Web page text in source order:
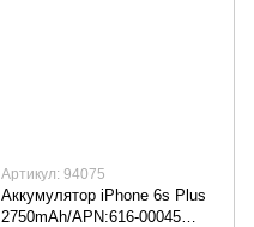
Артикул: 94075
Аккумулятор iPhone 6s Plus
2750mAh/APN:616-00045